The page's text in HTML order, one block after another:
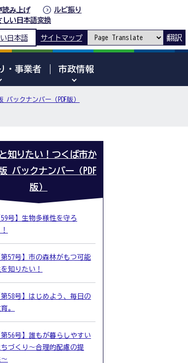
読み上げ
ルビ振り
しい日本語変換
日本語 サイトマップ 翻訳
・事業者 市政情報
ックナンバー（PDF版）
知りたい！つくば市か
バックナンバー（PDF
版）
59号】生物多様性を守ろ
第57号】市の森林がもつ可能
知りたい！
第58号】はじめよう、毎日の
。
第56号】誰もが暮らしやすい
ちづくり〜合理的配慮の提